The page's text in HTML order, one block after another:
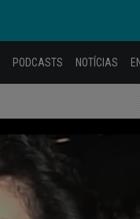
PODCASTS NOTÍCIAS